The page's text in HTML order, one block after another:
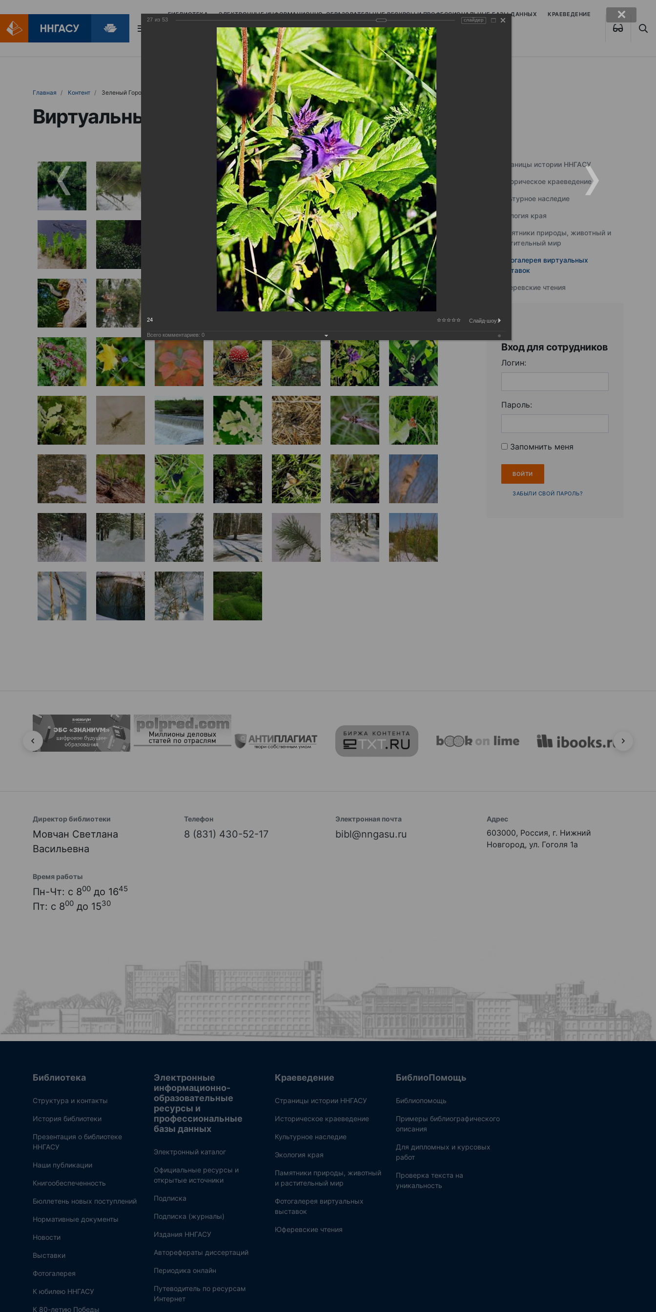
БИБЛИОТЕКА ЭЛЕКТРОННЫЕ ИНФОРМАЦИОННО-ОБРАЗОВАТЕЛЬНЫЕ РЕСУРСЫ И ПРОФЕССИОНАЛЬНЫЕ БАЗЫ ДАННЫХ КРАЕВЕДЕНИЕ
БИБЛИОПОМОЩЬ
Главная Контент Зеленый Город
Виртуальные выставки (фотоальбомы)
Страницы истории ННГАСУ
Историческое краеведение
Культурное наследие
Экология края
Памятники природы, животный и
растительный мир
Фотогалерея виртуальных
выставок
Юферевские чтения
Вход для сотрудников
Логин:
Пароль:
Запомнить меня
ЗАБЫЛИ СВОЙ ПАРОЛЬ?
Директор библиотеки
Мовчан Светлана
Васильевна
Телефон
8 (831) 430-52-17
Электронная почта
bibl@nngasu.ru
Адрес
603000, Россия, г. Нижний
Новгород, ул. Гоголя 1а
Время работы
Пн-Чт: с 800 до 1645
Пт: с 800 до 1530
Библиотека
Структура и контакты
История библиотеки
Презентация о библиотеке
ННГАСУ
Наши публикации
Книгообеспеченность
Бюллетень новых поступлений
Нормативные документы
Новости
Выставки
Фотогалерея
К юбилею ННГАСУ
К 80-летию Победы
Электронные
информационно-
образовательные
ресурсы и
профессиональные
базы данных
Электронный каталог
Официальные ресурсы и
открытые источники
Подписка
Подписка (журналы)
Издания ННГАСУ
Авторефераты диссертаций
Периодика онлайн
Путеводитель по ресурсам
Интернет
Краеведение
Страницы истории ННГАСУ
Историческое краеведение
Культурное наследие
Экология края
Памятники природы, животный
и растительный мир
Фотогалерея виртуальных
выставок
Юферевские чтения
БиблиоПомощь
Библиопомощь
Примеры библиографического
описания
Для дипломных и курсовых
работ
Проверка текста на
уникальность
27 из 53 слайдер
24 Слайд-шоу:
Всего комментариев: 0